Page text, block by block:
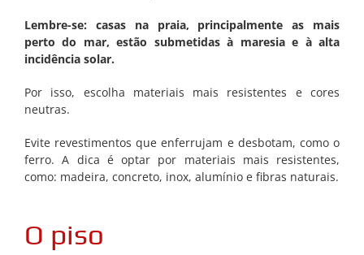
Lembre-se: casas na praia, principalmente as mais
perto do mar, estão submetidas à maresia e à alta
incidência solar.
Por isso, escolha materiais mais resistentes e cores
neutras.
Evite revestimentos que enferrujam e desbotam, como o
ferro.A dica é optar por materiais mais resistentes,
como: madeira, concreto, inox, alumínio e fibras naturais.
O piso